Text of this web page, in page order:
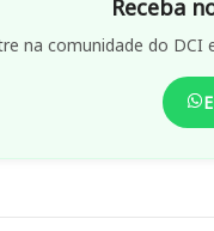
Receba
na comunidade do